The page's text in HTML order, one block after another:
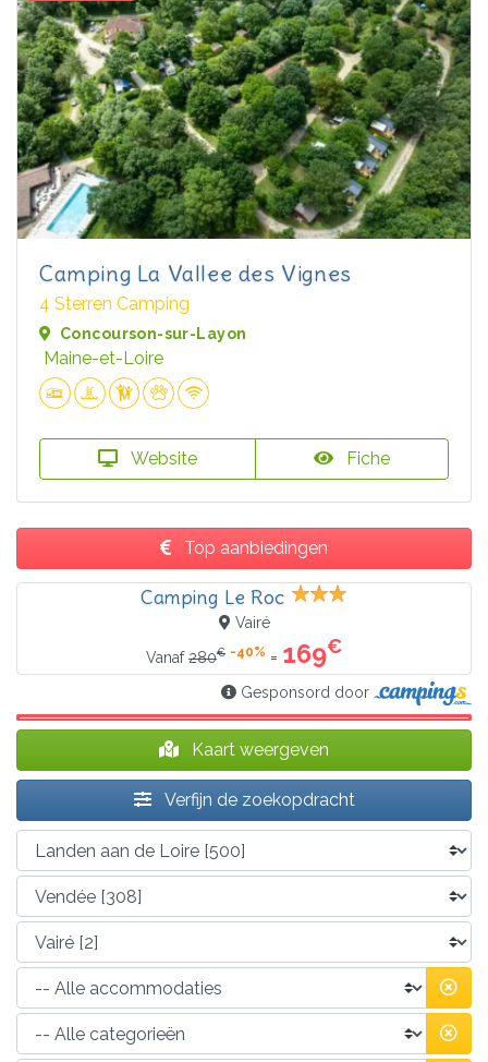
Camping La Vallee des Vignes
4 Sterren Camping
Concourson-sur-Layon
Maine-et-Loire
Website Fiche
Top aanbiedingen
Camping Le Roc
Vairé
Vanaf280€ -40% = 169€
Gesponsord door
Kaart weergeven
Verfijn de zoekopdracht